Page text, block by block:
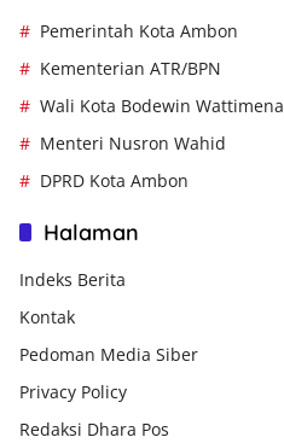
Pemerintah Kota Ambon
Kementerian ATR/BPN
Wali Kota Bodewin Wattimena
Menteri Nusron Wahid
DPRD Kota Ambon
Halaman
Indeks Berita
Kontak
Pedoman Media Siber
Privacy Policy
Redaksi Dhara Pos